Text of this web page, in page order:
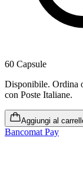
60 Capsule
Disponibile. Ordina
con Poste Italiane.
Aggiungi al
Bancomat Pay